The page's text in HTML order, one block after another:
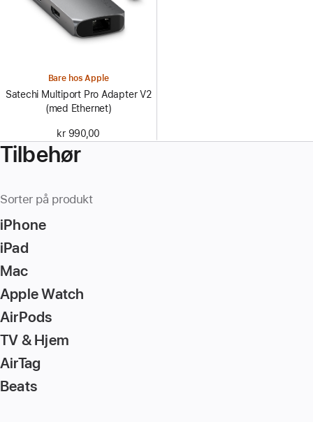
Bare hos Apple
Satechi Multiport Pro Adapter V2
(med Ethernet)
kr 990,00
Tilbehør
Sorter på produkt
iPhone
iPad
Mac
Apple Watch
AirPods
TV & Hjem
AirTag
Beats